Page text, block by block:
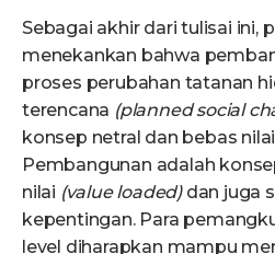
Sebagai akhir dari tulisai ini,
menekankan bahwa
proses perubahan tatanan
terencana (planned social
konsep netral dan bebas nilai
Pembangunan adalah
nilai (value loaded)dan juga
kepentingan. Para
level diharapkan mampu